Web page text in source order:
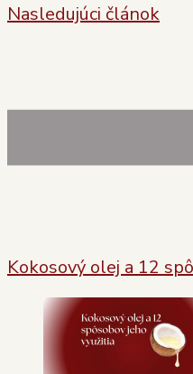
Nasledujúci článok
Kokosový olej a 12